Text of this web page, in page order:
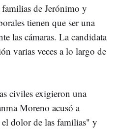
de Jerónimo y
tienen que ser una
las cámaras. La candidata
varias veces a lo largo de
civiles exigieron una
Moreno acusó a
dolor de las familias" y